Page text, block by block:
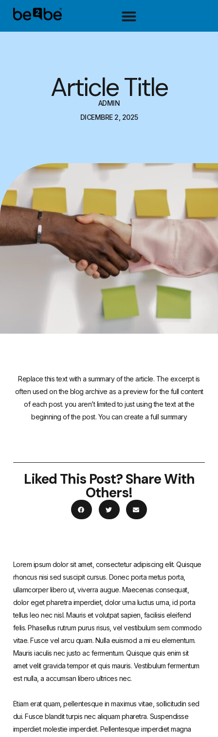
Article Title
ADMIN
DICEMBRE 2, 2025
Replace this text with a summary of the article. The excerpt is
often used on the blog archive as a preview for the full content
of each post. you aren’t limited to just using the text at the
beginning of the post. You can create a full summary
Liked This Post? Share With
Others!
Lorem ipsum dolor sit amet, consectetur adipiscing elit. Quisque
rhoncus nisi sed suscipit cursus. Donec porta metus porta,
ullamcorper libero ut, viverra augue. Maecenas consequat,
dolor eget pharetra imperdiet, dolor urna luctus urna, id porta
tellus leo nec nisl. Mauris et volutpat sapien, facilisis eleifend
felis. Phasellus rutrum purus risus, vel vestibulum sem commodo
vitae. Fusce vel arcu quam. Nulla euismod a mi eu elementum.
Mauris iaculis nec justo ac fermentum. Quisque quis enim sit
amet velit gravida tempor et quis mauris. Vestibulum fermentum
est nulla, a accumsan libero ultrices nec.
Etiam erat quam, pellentesque in maximus vitae, sollicitudin sed
dui. Fusce blandit turpis nec aliquam pharetra. Suspendisse
imperdiet molestie imperdiet. Pellentesque imperdiet magna